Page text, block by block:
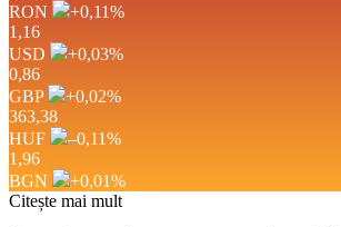
RON
+0,11%
1,16
USD
+0,03%
0,86
GBP
+0,02%
363,38
HUF
–0,11%
1,96
BGN
+0,01%
Citește mai mult